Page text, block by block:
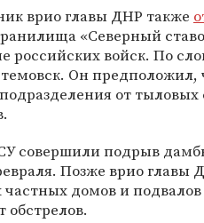
врио главы ДНР также
«Северный
российских войск. По
Он предположил,
от
совершили подрыв
Позже врио главы
частных домов и
обстрелов.